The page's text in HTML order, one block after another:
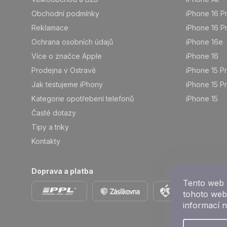
Tento
tohoto
informací
Obchodní podmínky
Reklamace
Ochrana osobních údajů
Více o značce Apple
Prodejna v Ostravě
Jak testujeme iPhony
Kategorie opotřebení telefonů
Časté dotazy
Tipy a triky
Kontakty
iPhone 16
iPhone 16
iPhone 16e
iPhone 16
iPhone 15
iPhone 15
iPhone 15
Doprava a platba